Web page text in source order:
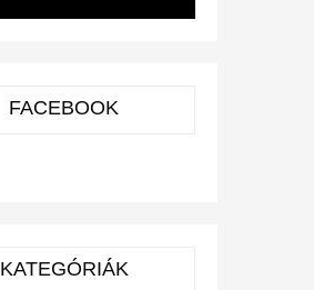
FACEBOOK
KATEGÓRIÁK